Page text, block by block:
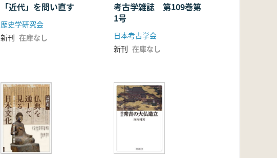
「近代」を問い直す
歴史学研究会
新刊 在庫なし
考古学雑誌 第109巻第
1号
日本考古学会
新刊 在庫なし